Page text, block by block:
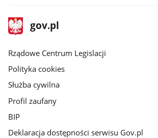
stopka
gov.plStrona
gov.pl
Rządowe Centrum Legislacji
Polityka cookies
Służba cywilna
Profil zaufany
BIP
Deklaracja dostępności serwisu Gov.pl